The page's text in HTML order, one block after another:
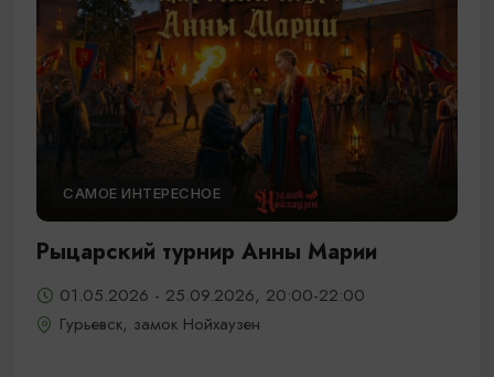
САМОЕ ИНТЕРЕСНОЕ
Рыцарский турнир Анны Марии
01.05.2026 - 25.09.2026, 20:00-22:00
Гурьевск, замок Нойхаузен